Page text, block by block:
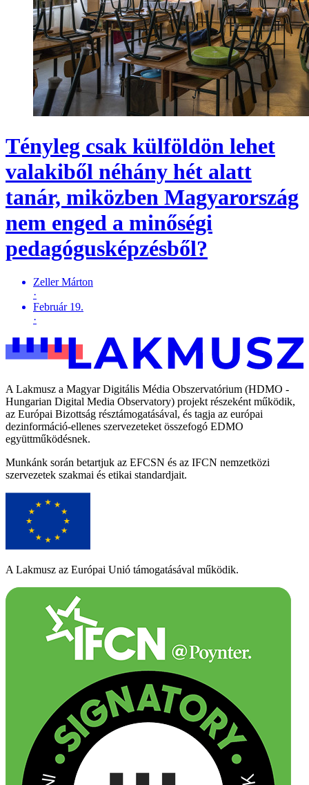
Tényleg csak külföldön lehet
valakiből néhány hét alatt
tanár, miközben Magyarország
nem enged a minőségi
pedagógusképzésből?
Zeller Márton
·
Február 19.
·
A Lakmusz a Magyar Digitális Média Obszervatórium (HDMO -
Hungarian Digital Media Observatory) projekt részeként működik,
az Európai Bizottság résztámogatásával, és tagja az európai
dezinformáció-ellenes szervezeteket összefogó EDMO
együttműködésnek.
Munkánk során betartjuk az EFCSN és az IFCN nemzetközi
szervezetek szakmai és etikai standardjait.
A Lakmusz az Európai Unió támogatásával működik.